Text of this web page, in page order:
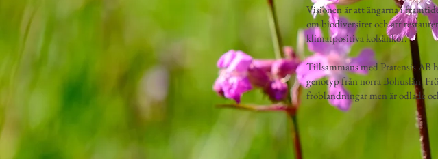
Visionen är att ängarna i
om biodiversitet och att
klimatpositiva kolsänkor.​
Tillsammans med Pratensis AB
genotyp från norra Bohuslän.
fröblandningar men är odlade